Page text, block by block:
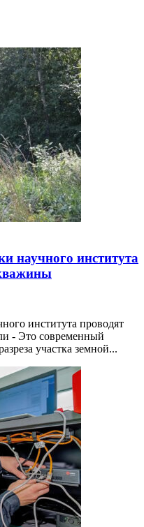
научного института
института проводят
- Это современный
участка земной...